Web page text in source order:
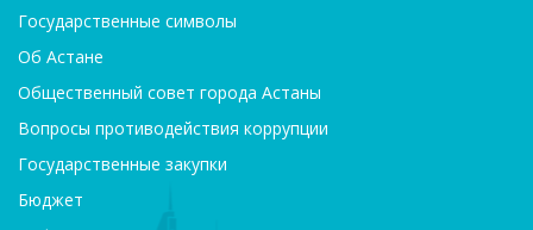
Государственные символы
Об Астане
Общественный совет города Астаны
Вопросы противодействия коррупции
Государственные закупки
Бюджет